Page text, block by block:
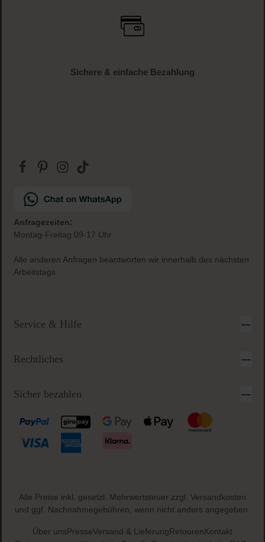
Sichere & einfache Bezahlung
Anfragezeiten:
Montag-Freitag 09-17 Uhr
Alle anderen Anfragen beantworten wir innerhalb des nächsten
Arbeitstags
Service & Hilfe
Rechtliches
Sicher bezahlen
Alle Preise inkl. gesetzl. Mehrwertsteuer zzgl. Versandkosten
und ggf. Nachnahmegebühren, wenn nicht anders angegeben.
Über unsPresseVersand & LieferungRetourenKontakt